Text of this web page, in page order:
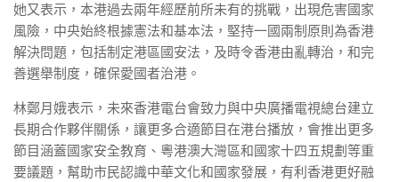
她又表示，本港過去兩年經歷前所未有的挑戰，出現危害國家
風險，中央始終根據憲法和基本法，堅持一國兩制原則為香港
解決問題，包括制定港區國安法，及時令香港由亂轉治，和完
善選舉制度，確保愛國者治港。
林鄭月娥表示，未來香港電台會致力與中央廣播電視總台建立
長期合作夥伴關係，讓更多合適節目在港台播放，會推出更多
節目涵蓋國家安全教育、粵港澳大灣區和國家十四五規劃等重
要議題，幫助市民認識中華文化和國家發展，有利香港更好融